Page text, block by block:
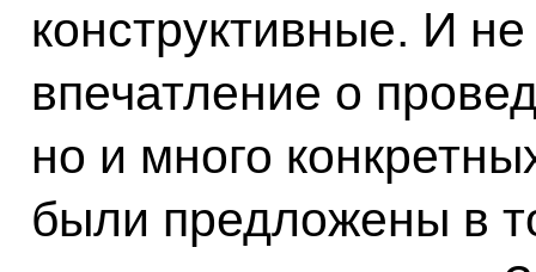
конструктивные. И
впечатление о
но и много
были предложены в